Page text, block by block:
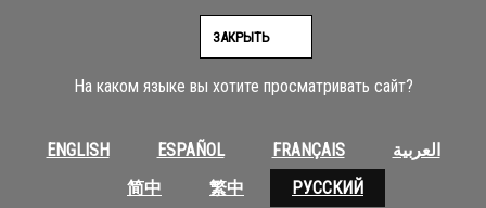
На каком языке вы хотите просматривать сайт?
ENGLISH ESPAÑOL FRANÇAIS
العربية
简中
繁中 РУССКИЙ
ЗАКРЫТЬ